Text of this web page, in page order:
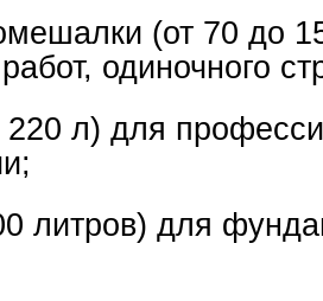
(от 70 до
одиночного
220 л) для
литров) для